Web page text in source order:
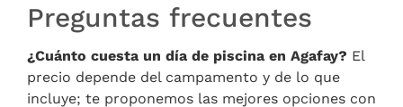
Preguntas frecuentes
¿Cuánto cuesta un día de piscina en Agafay? El
precio depende del campamento y de lo que
incluye; te proponemos las mejores opciones con